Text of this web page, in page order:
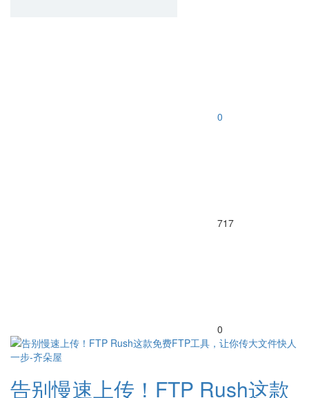
0
717
0
告别慢速上传！FTP Rush这款